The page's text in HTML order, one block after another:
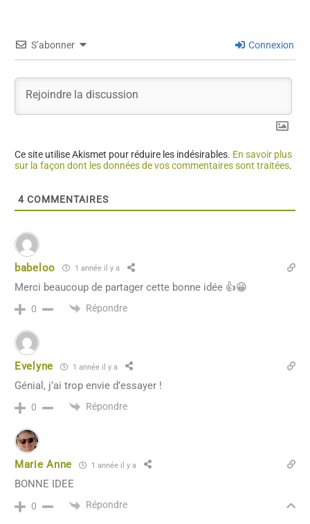
S’abonner Connexion
Ce site utilise Akismet pour réduire les indésirables. En savoir plus
sur la façon dont les données de vos commentaires sont traitées.
4 COMMENTAIRES
babeloo 1 année il y a
Merci beaucoup de partager cette bonne idée 👍😀
0 Répondre
Evelyne 1 année il y a
Génial, j’ai trop envie d’essayer !
0 Répondre
Marie Anne 1 année il y a
BONNE IDEE
0 Répondre